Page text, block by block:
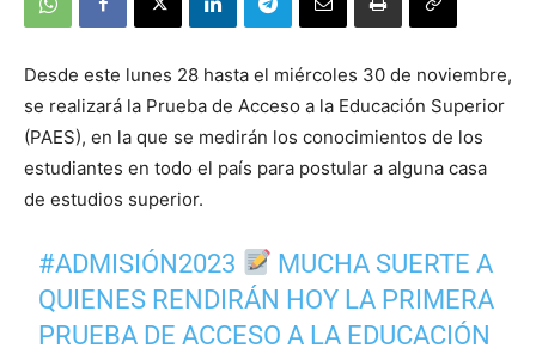
Desde este lunes 28 hasta el miércoles 30 de noviembre,
se realizará la Prueba de Acceso a la Educación Superior
(PAES), en la que se medirán los conocimientos de los
estudiantes en todo el país para postular a alguna casa
de estudios superior.
#ADMISIÓN2023
MUCHA SUERTE A
QUIENES RENDIRÁN HOY LA PRIMERA
PRUEBA DE ACCESO A LA EDUCACIÓN